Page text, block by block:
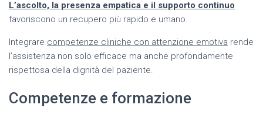
L’ascolto, la presenza empatica e il supporto continuo
favoriscono un recupero più rapido e umano.
Integrare competenze cliniche con attenzione emotiva rende
l’assistenza non solo efficace ma anche profondamente
rispettosa della dignità del paziente.
Competenze e formazione